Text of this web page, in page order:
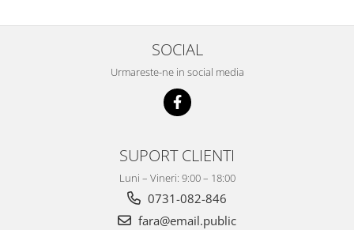
Mobilier Laboratoare
Mobilier Universitar
Mobilier Laboratoare
Materiale Didactice si Jocuri
SOCIAL
Urmareste-ne in social media
SUPORT CLIENTI
Luni – Vineri: 9:00 – 18:00
0731-082-846
fara@email.public